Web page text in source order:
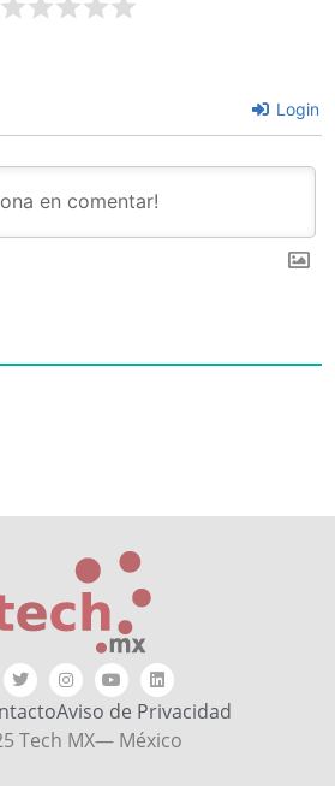
Login
Aviso de Privacidad
Tech MX— México